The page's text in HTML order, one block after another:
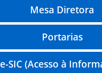
Mesa Diretora
Portarias
e-SIC (Acesso à